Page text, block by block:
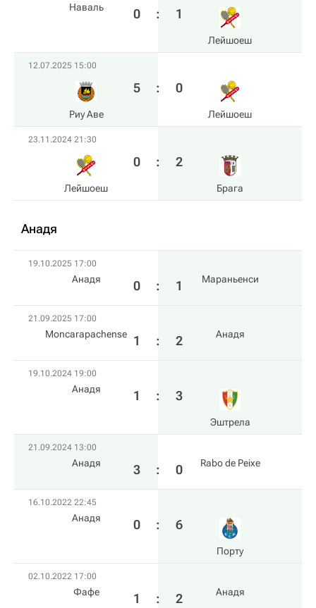
Наваль 0 : 1
Лейшоеш
12.07.2025 15:00
Риу Аве
5 : 0
Лейшоеш
23.11.2024 21:30
Лейшоеш
0 : 2
Брага
Анадя
19.10.2025 17:00
Анадя 0 : 1 Мараньенси
21.09.2025 17:00
Moncarapachense 1 : 2 Анадя
19.10.2024 19:00
Анадя 1 : 3
Эштрела
21.09.2024 13:00
Анадя 3 : 0 Rabo de Peixe
16.10.2022 22:45
Анадя 0 : 6
Порту
02.10.2022 17:00
Фафе 1 : 2 Анадя